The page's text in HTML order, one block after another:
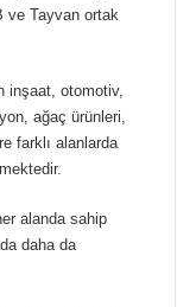
ve Tayvan ortak
inşaat, otomotiv,
ağaç ürünleri,
farklı alanlarda
alanda sahip
daha da